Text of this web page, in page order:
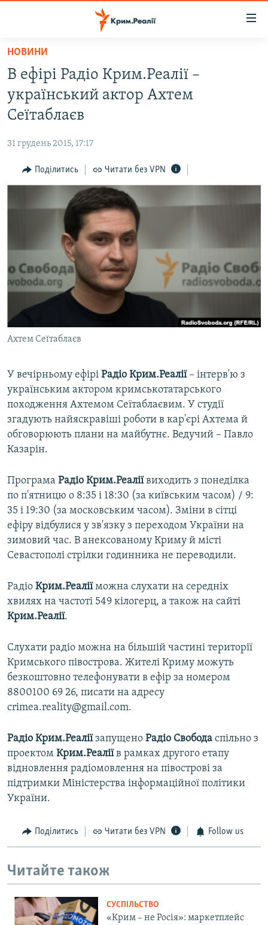
Перейти
основного
матеріалу
Перейти
до
основної
навігації
Перейти
до
НОВИНИ
ВОДА.КРИМ
ВІДЕО ТА ФОТО
БЛОГИ
ПОГЛЯД
ВСЕ ЗА ДЕНЬ
СПЕЦПРОЕКТИ
ВІДЕОУРОКИ «ELIFBE»
СВІДЧЕННЯ ОКУПАЦІЇ
ІНФОГРАФІКА
ЯК ОБІЙТИ БЛОКУВАННЯ
Русский
Qırımtatar
ДОЛУЧАЙСЯ!
Усі сайти RFE/RL
НОВИНИ
В ефірі Радіо Крим.Реалії –
український актор Ахтем
Сеїтаблаєв
31 грудень 2015, 17:17
Поділитись Читати без VPN
Ахтем Сеїтаблаєв
У вечірньому ефірі Радіо Крим.Реалії– інтерв'ю з
українським актором кримськотатарського
походження Ахтемом Сеїтаблаєвим. У студії
згадують найяскравіші роботи в кар'єрі Ахтема й
обговорюють плани на майбутнє. Ведучий – Павло
Казарін.
Програма Радіо Крим.Реаліївиходить з понеділка
по п'ятницю о 8:35 і 18:30 (за київським часом) / 9:
35 і 19:30 (за московським часом). Зміни в сітці
ефіру відбулися у зв'язку з переходом України на
зимовий час. В анексованому Криму й місті
Севастополі стрілки годинника не переводили.
Радіо Крим.Реаліїможна слухати на середніх
хвилях на частоті 549 кілогерц, а також на сайті
Крим.Реалії.
Слухати радіо можна на більшій частині території
Кримського півострова. Жителі Криму можуть
безкоштовно телефонувати в ефір за номером
8800100 69 26, писати на адресу
crimea.reality@gmail.com.
Радіо Крим.Реаліїзапущено Радіо Свобода спільно з
проектом Крим.Реаліїв рамках другого етапу
відновлення радіомовлення на півострові за
підтримки Міністерства інформаційної політики
України.
Поділитись Читати без VPN Follow us
Читайте також
СУСПІЛЬСТВО
«Крим – не Росія»: маркетплейс